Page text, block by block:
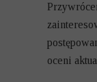
oceni